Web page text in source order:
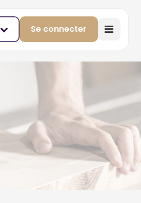
Se connecter